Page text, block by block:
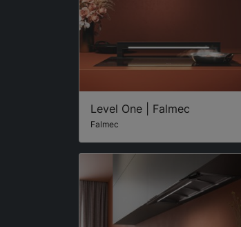
Level One | Falmec
Falmec